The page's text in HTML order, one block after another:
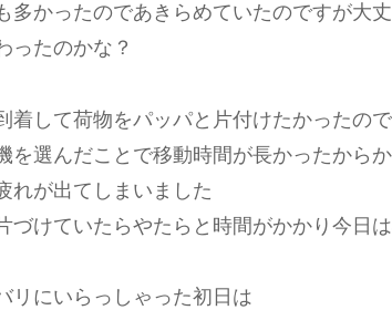
多かったのであきらめていたのですが大丈
ったのかな？
着して荷物をパッパと片付けたかったの
を選んだことで移動時間が長かったからか
れが出てしまいました
づけていたらやたらと時間がかかり今日は
リにいらっしゃった初日は